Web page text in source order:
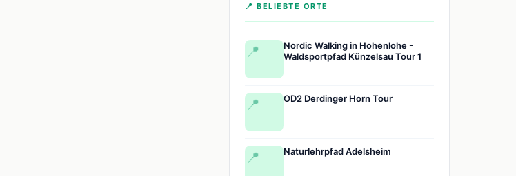
📍 BELIEBTE ORTE
📍
Nordic Walking in Hohenlohe -
Waldsportpfad Künzelsau Tour 1
📍 OD2 Derdinger Horn Tour
📍 Naturlehrpfad Adelsheim